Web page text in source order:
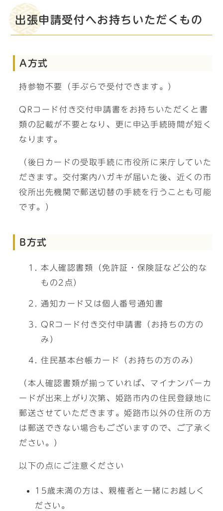
出張申請受付へお持ちいただくもの
A方式
持参物不要（手ぶらで受付できます。）
QRコード付き交付申請書をお持ちいただくと書
類の記載が不要となり、更に申込手続時間が短く
なります。
（後日カードの受取手続に市役所に来庁していた
だきます。交付案内ハガキが届いた後、近くの市
役所出先機関で郵送切替の手続を行うことも可能
です。）
B方式
本人確認書類（免許証・保険証など公的な
もの2点）
通知カード又は個人番号通知書
QRコード付き交付申請書（お持ちの方の
み）
住民基本台帳カード（お持ちの方のみ）
（本人確認書類が揃っていれば、マイナンバーカ
ードが出来上がり次第、姫路市内の住民登録地に
郵送させていただきます。姫路市以外の住所の方
は郵送できない場合もございますので、ご了承く
ださい。）
以下の点にご注意ください
15歳未満の方は、親権者と一緒にお越しく
ださい。